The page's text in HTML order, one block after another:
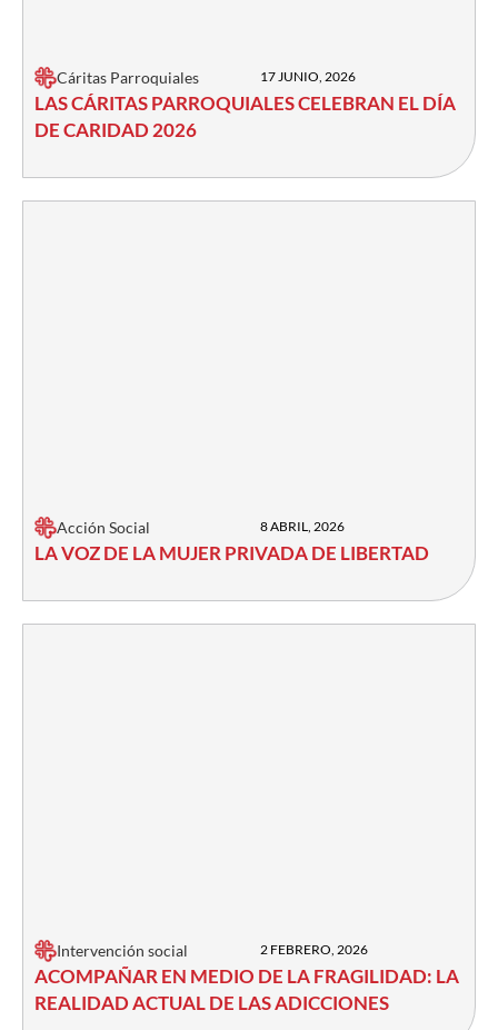
Cáritas Parroquiales 17 JUNIO, 2026
LAS CÁRITAS PARROQUIALES CELEBRAN EL DÍA
DE CARIDAD 2026
Acción Social 8 ABRIL, 2026
LA VOZ DE LA MUJER PRIVADA DE LIBERTAD
Intervención social 2 FEBRERO, 2026
ACOMPAÑAR EN MEDIO DE LA FRAGILIDAD: LA
REALIDAD ACTUAL DE LAS ADICCIONES